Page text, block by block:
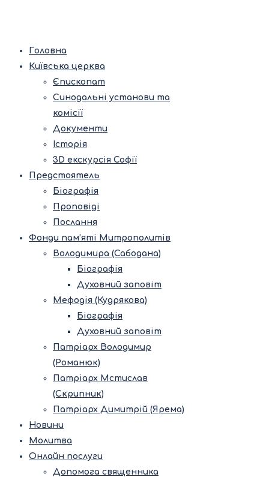
Головна
Київська церква
Єпископат
Синодальні установи та
комісії
Документи
Історія
3D екскурсія Софії
Предстоятель
Біографія
Проповіді
Послання
Фонди пам’яті Митрополитів
Володимира (Сабодана)
Біографія
Духовний заповіт
Мефодія (Кудрякова)
Біографія
Духовний заповіт
Патріарх Володимир
(Романюк)
Патріарх Мстислав
(Скрипник)
Патріарх Димитрій (Ярема)
Новини
Молитва
Онлайн послуги
Допомога священника